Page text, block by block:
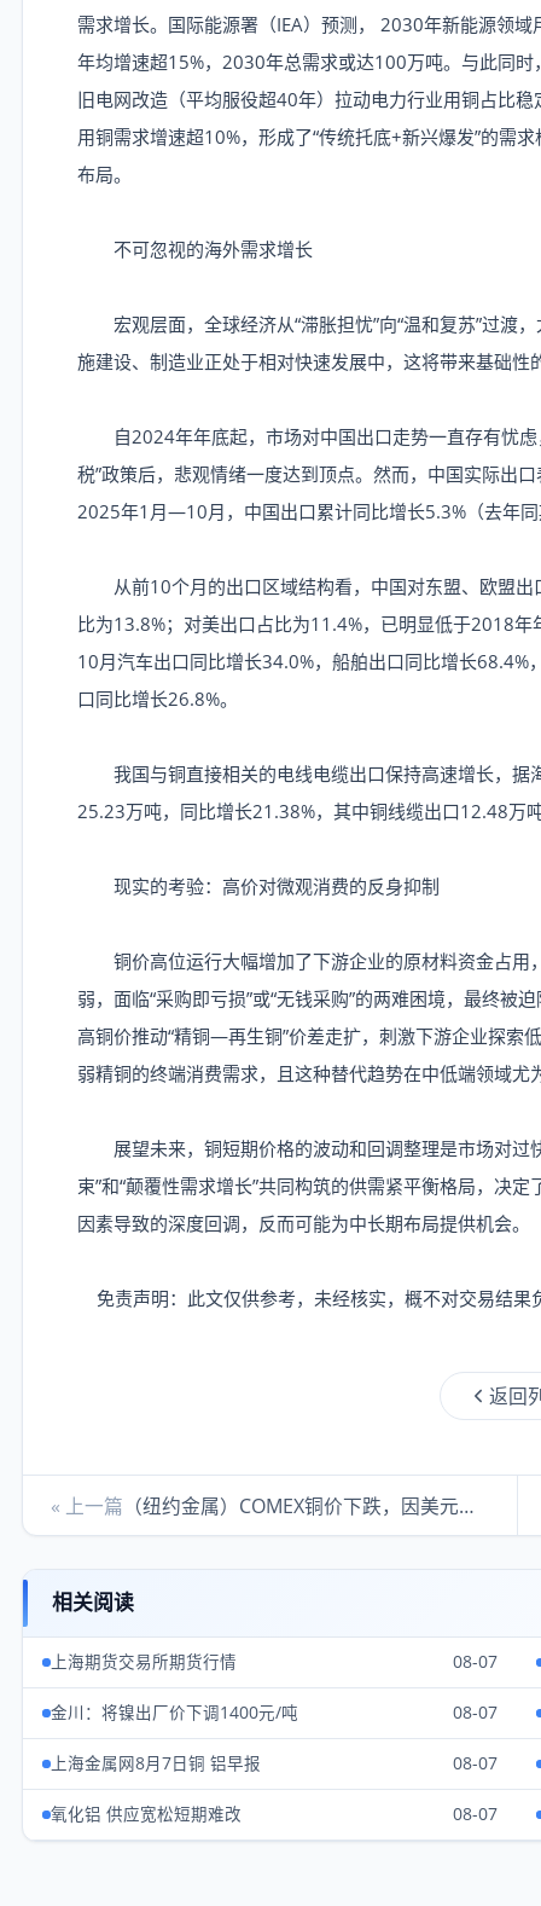
需求增长。国际能源署（IEA）预测， 2030年新能源领
年均增速超15%，2030年总需求或达100万吨。与此同
旧电网改造（平均服役超40年）拉动电力行业用铜占比
用铜需求增速超10%，形成了“传统托底+新兴爆发”的需
布局。
不可忽视的海外需求增长
宏观层面，全球经济从“滞胀担忧”向“温和复苏”过渡
施建设、制造业正处于相对快速发展中，这将带来基础
自2024年年底起，市场对中国出口走势一直存有忧虑
税”政策后，悲观情绪一度达到顶点。然而，中国实际出
2025年1月—10月，中国出口累计同比增长5.3%（去年
从前10个月的出口区域结构看，中国对东盟、欧盟出
比为13.8%；对美出口占比为11.4%，已明显低于2018
10月汽车出口同比增长34.0%，船舶出口同比增长
口同比增长26.8%。
我国与铜直接相关的电线电缆出口保持高速增长，据
25.23万吨，同比增长21.38%，其中铜线缆出口12.48万
现实的考验：高价对微观消费的反身抑制
铜价高位运行大幅增加了下游企业的原材料资金占用
弱，面临“采购即亏损”或“无钱采购”的两难困境，最终被
高铜价推动“精铜—再生铜”价差走扩，刺激下游企业探索
弱精铜的终端消费需求，且这种替代趋势在中低端领域
展望未来，铜短期价格的波动和回调整理是市场对过
束”和“颠覆性需求增长”共同构筑的供需紧平衡格局，决
因素导致的深度回调，反而可能为中长期布局提供机会。
免责声明：此文仅供参考，未经核实，概不对交易结果
返回
« 上一篇 （纽约金属）COMEX铜价下跌，因美元走强，受中国经济放缓
相关阅读
上海期货交易所期货行情 08-07
金川：将镍出厂价下调1400元/吨 08-07
上海金属网8月7日铜 铝早报 08-07
氧化铝 供应宽松短期难改 08-07